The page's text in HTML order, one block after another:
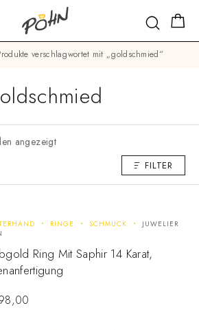
Produkte verschlagwortet mit „goldschmied“
angezeigt
FILTER
RINGE SCHMUCK
JUWELIER
Ring Mit Saphir 14 Karat,